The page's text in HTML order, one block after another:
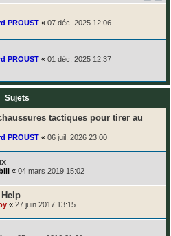
PROUST « 07 déc. 2025 12:06
PROUST « 01 déc. 2025 12:37
Sujets
tactiques pour tirer au
PROUST « 06 juil. 2026 23:00
« 04 mars 2019 15:02
« 27 juin 2017 13:15